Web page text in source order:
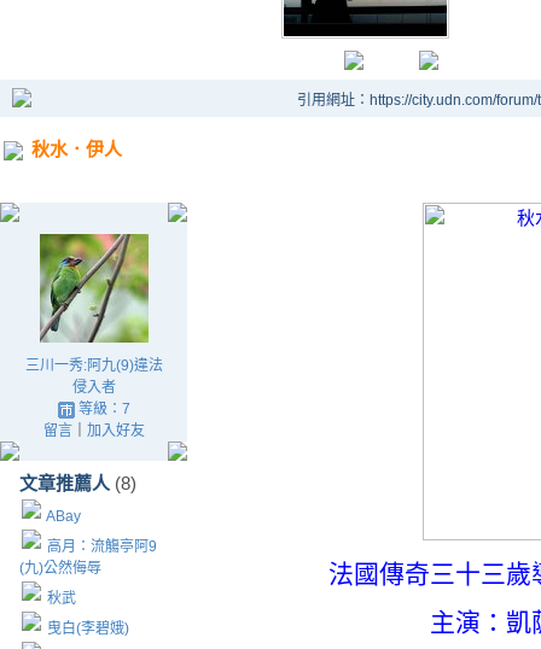
引用網址：https://city.udn.com/
秋水．伊人
三川一秀:阿九(9)違法
侵入者
等級：7
留言｜ 加入好友
文章推薦人 (8)
ABay
高月：流觴亭阿9
(九)公然侮辱
秋武
曳白(李碧娥)
法國傳奇三十三
主演：凱